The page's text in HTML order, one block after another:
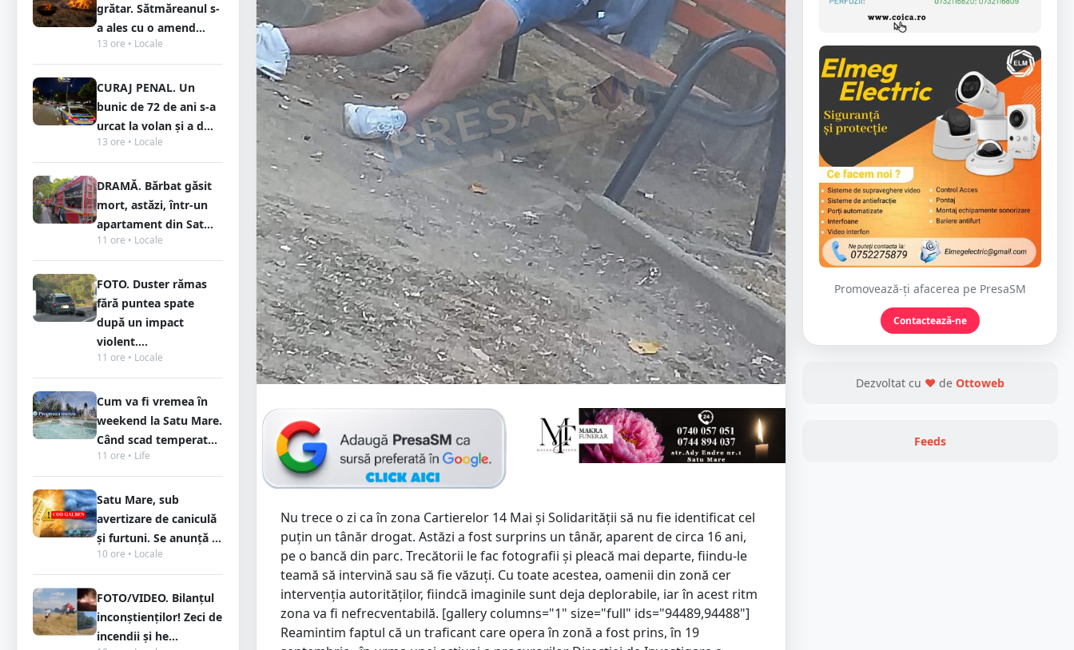
grătar. Sătmăreanul s-
a ales cu o amend...
13 ore • Locale
CURAJ PENAL. Un
bunic de 72 de ani s-a
urcat la volan și a d...
13 ore • Locale
DRAMĂ. Bărbat găsit
mort, astăzi, într-un
apartament din Sat...
11 ore • Locale
FOTO. Duster rămas
fără puntea spate
după un impact
violent....
11 ore • Locale
Cum va fi vremea în
weekend la Satu Mare.
Când scad temperat...
11 ore • Life
Satu Mare, sub
avertizare de caniculă
și furtuni. Se anunță ...
10 ore • Locale
FOTO/VIDEO. Bilanțul
inconștienților! Zeci de
incendii și he...
Nu trece o zi ca în zona Cartierelor 14 Mai și Solidarității să nu fie identificat cel
puțin un tânăr drogat. Astăzi a fost surprins un tânăr, aparent de circa 16 ani,
pe o bancă din parc. Trecătorii le fac fotografii și pleacă mai departe, fiindu-le
teamă să intervină sau să fie văzuți. Cu toate acestea, oamenii din zonă cer
intervenția autorităților, fiindcă imaginile sunt deja deplorabile, iar în acest ritm
zona va fi nefrecventabilă. [gallery columns="1" size="full" ids="94489,94488"]
Reamintim faptul că un traficant care opera în zonă a fost prins, în 19
Promovează-ți afacerea pe PresaSM
Contactează-ne
Dezvoltat cu ❤ de Ottoweb
Feeds